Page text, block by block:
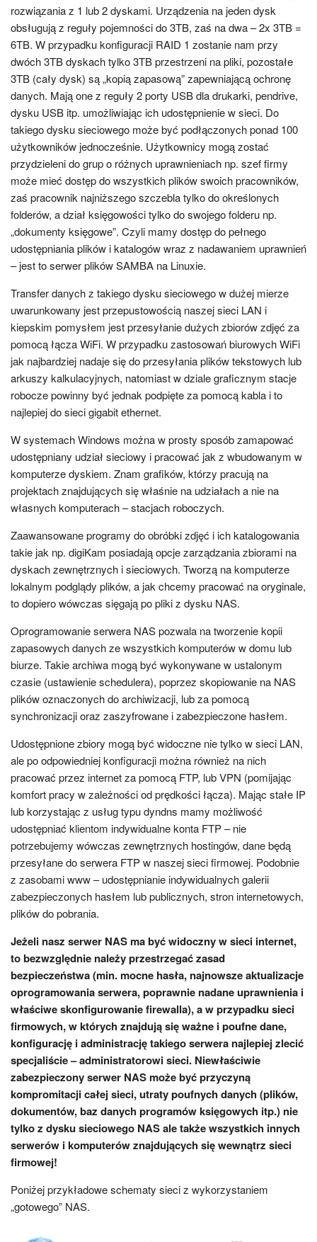
rozwiązania z 1 lub 2 dyskami. Urządzenia na jeden dysk
obsługują z reguły pojemności do 3TB, zaś na dwa – 2x 3TB =
6TB. W przypadku konfiguracji RAID 1 zostanie nam przy
dwóch 3TB dyskach tylko 3TB przestrzeni na pliki, pozostałe
3TB (cały dysk) są „kopią zapasową” zapewniającą ochronę
danych. Mają one z reguły 2 porty USB dla drukarki, pendrive,
dysku USB itp. umożliwiając ich udostępnienie w sieci. Do
takiego dysku sieciowego może być podłączonych ponad 100
użytkowników jednocześnie. Użytkownicy mogą zostać
przydzieleni do grup o różnych uprawnieniach np. szef firmy
może mieć dostęp do wszystkich plików swoich pracowników,
zaś pracownik najniższego szczebla tylko do określonych
folderów, a dział księgowości tylko do swojego folderu np.
„dokumenty księgowe”. Czyli mamy dostęp do pełnego
udostępniania plików i katalogów wraz z nadawaniem uprawnień
– jest to serwer plików SAMBA na Linuxie.
Transfer danych z takiego dysku sieciowego w dużej mierze
uwarunkowany jest przepustowością naszej sieci LAN i
kiepskim pomysłem jest przesyłanie dużych zbiorów zdjęć za
pomocą łącza WiFi. W przypadku zastosowań biurowych WiFi
jak najbardziej nadaje się do przesyłania plików tekstowych lub
arkuszy kalkulacyjnych, natomiast w dziale graficznym stacje
robocze powinny być jednak podpięte za pomocą kabla i to
najlepiej do sieci gigabit ethernet.
W systemach Windows można w prosty sposób zamapować
udostępniany udział sieciowy i pracować jak z wbudowanym w
komputerze dyskiem. Znam grafików, którzy pracują na
projektach znajdujących się właśnie na udziałach a nie na
własnych komputerach – stacjach roboczych.
Zaawansowane programy do obróbki zdjęć i ich katalogowania
takie jak np. digiKam posiadają opcje zarządzania zbiorami na
dyskach zewnętrznych i sieciowych. Tworzą na komputerze
lokalnym podglądy plików, a jak chcemy pracować na oryginale,
to dopiero wówczas sięgają po pliki z dysku NAS.
Oprogramowanie serwera NAS pozwala na tworzenie kopii
zapasowych danych ze wszystkich komputerów w domu lub
biurze. Takie archiwa mogą być wykonywane w ustalonym
czasie (ustawienie schedulera), poprzez skopiowanie na NAS
plików oznaczonych do archiwizacji, lub za pomocą
synchronizacji oraz zaszyfrowane i zabezpieczone hasłem.
Udostępnione zbiory mogą być widoczne nie tylko w sieci LAN,
ale po odpowiedniej konfiguracji można również na nich
pracować przez internet za pomocą FTP, lub VPN (pomijając
komfort pracy w zależności od prędkości łącza). Mając stałe IP
lub korzystając z usług typu dyndns mamy możliwość
udostępniać klientom indywidualne konta FTP – nie
potrzebujemy wówczas zewnętrznych hostingów, dane będą
przesyłane do serwera FTP w naszej sieci firmowej. Podobnie
z zasobami www – udostępnianie indywidualnych galerii
zabezpieczonych hasłem lub publicznych, stron internetowych,
plików do pobrania.
Jeżeli nasz serwer NAS ma być widoczny w sieci internet,
to bezwzględnie należy przestrzegać zasad
bezpieczeństwa (min. mocne hasła, najnowsze aktualizacje
oprogramowania serwera, poprawnie nadane uprawnienia i
właściwe skonfigurowanie firewalla), a w przypadku sieci
firmowych, w których znajdują się ważne i poufne dane,
konfigurację i administrację takiego serwera najlepiej zlecić
specjaliście – administratorowi sieci. Niewłaściwie
zabezpieczony serwer NAS może być przyczyną
kompromitacji całej sieci, utraty poufnych danych (plików,
dokumentów, baz danych programów księgowych itp.) nie
tylko z dysku sieciowego NAS ale także wszystkich innych
serwerów i komputerów znajdujących się wewnątrz sieci
firmowej!
Poniżej przykładowe schematy sieci z wykorzystaniem
„gotowego” NAS.